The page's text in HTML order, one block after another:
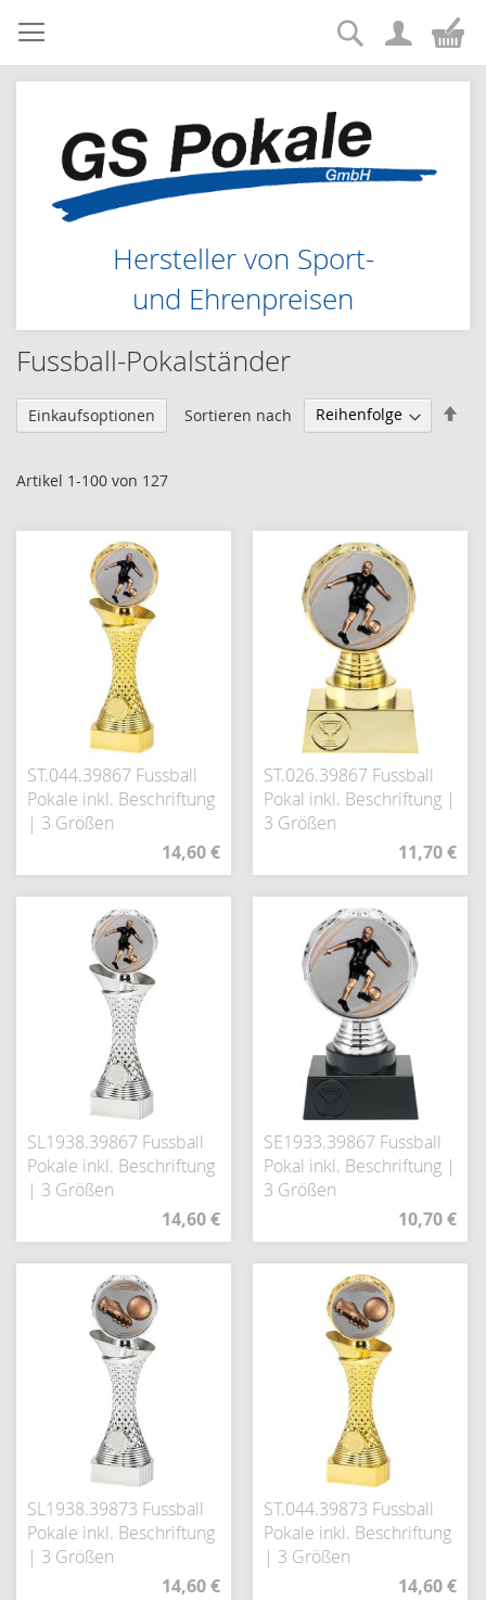
Zum
Inhalt
springen
Hersteller von Sport-
und Ehrenpreisen
Suche
Fussball-Pokalständer
Einkaufsoptionen
Artikel 1-100 von 127
Sortieren nach
ST.044.39867 Fussball
Pokale inkl. Beschriftung
| 3 Größen
14,60 €
ST.026.39867 Fussball
Pokal inkl. Beschriftung |
3 Größen
11,70 €
SL1938.39867 Fussball
Pokale inkl. Beschriftung
| 3 Größen
14,60 €
SE1933.39867 Fussball
Pokal inkl. Beschriftung |
3 Größen
10,70 €
SL1938.39873 Fussball
Pokale inkl. Beschriftung
| 3 Größen
14,60 €
ST.044.39873 Fussball
Pokale inkl. Beschriftung
| 3 Größen
14,60 €